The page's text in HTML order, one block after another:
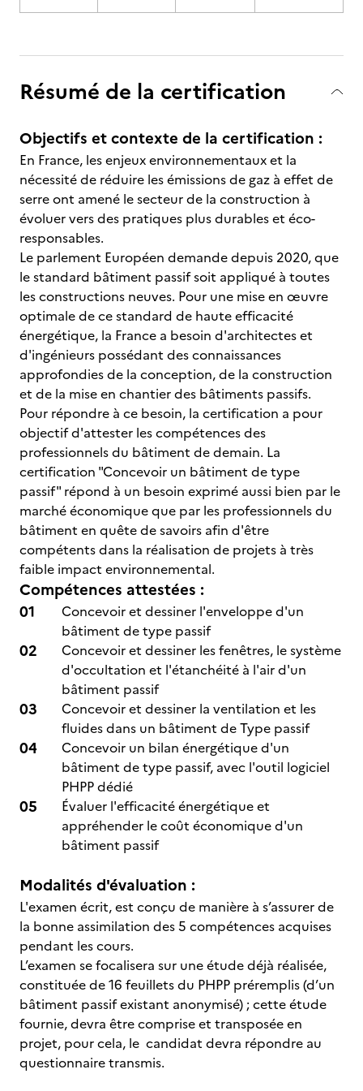
Résumé de la certification
Objectifs et contexte de la certification :
En France, les enjeux environnementaux et la
nécessité de réduire les émissions de gaz à effet de
serre ont amené le secteur de la construction à
évoluer vers des pratiques plus durables et éco-
responsables.
Le parlement Européen demande depuis 2020, que
le standard bâtiment passif soit appliqué à toutes
les constructions neuves. Pour une mise en œuvre
optimale de ce standard de haute efficacité
énergétique, la France a besoin d'architectes et
d'ingénieurs possédant des connaissances
approfondies de la conception, de la construction
et de la mise en chantier des bâtiments passifs.
Pour répondre à ce besoin, la certification a pour
objectif d'attester les compétences des
professionnels du bâtiment de demain. La
certification "Concevoir un bâtiment de type
passif" répond à un besoin exprimé aussi bien par le
marché économique que par les professionnels du
bâtiment en quête de savoirs afin d'être
compétents dans la réalisation de projets à très
faible impact environnemental.
Compétences attestées :
Concevoir et dessiner l'enveloppe d'un
bâtiment de type passif
Concevoir et dessiner les fenêtres, le système
d'occultation et l'étanchéité à l'air d'un
bâtiment passif
Concevoir et dessiner la ventilation et les
fluides dans un bâtiment de Type passif
Concevoir un bilan énergétique d'un
bâtiment de type passif, avec l'outil logiciel
PHPP dédié
Évaluer l'efficacité énergétique et
appréhender le coût économique d'un
bâtiment passif
Modalités d'évaluation :
L'examen écrit, est conçu de manière à s’assurer de
la bonne assimilation des 5 compétences acquises
pendant les cours.
L’examen se focalisera sur une étude déjà réalisée,
constituée de 16 feuillets du PHPP préremplis (d’un
bâtiment passif existant anonymisé) ; cette étude
fournie, devra être comprise et transposée en
projet, pour cela, le candidat devra répondre au
questionnaire transmis.